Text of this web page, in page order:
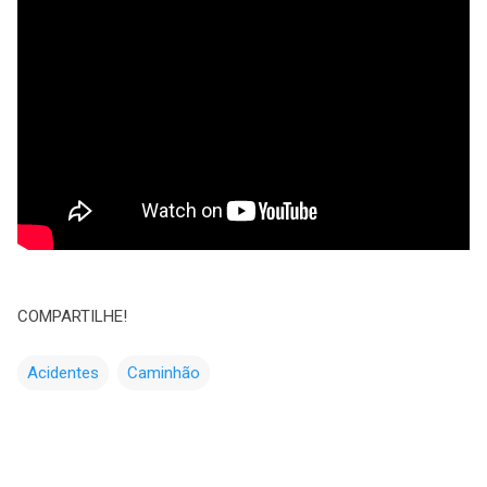
COMPARTILHE!
Acidentes Caminhão